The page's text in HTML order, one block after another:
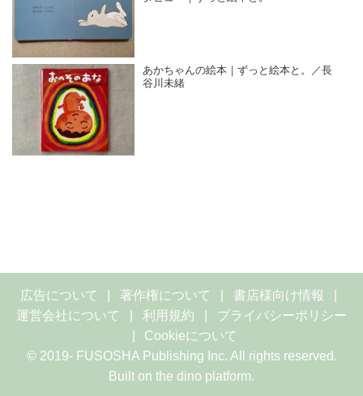
あかちゃんの絵本｜ずっと絵本と。／長
谷川未緒
広告について 著作権について
書店様向け情報
運営会社について
利用規約
プライバシーポリシー
Cookieについて
© 2019- FUSOSHA Publishing Inc. All rights reserved.
Built on the dino platform.